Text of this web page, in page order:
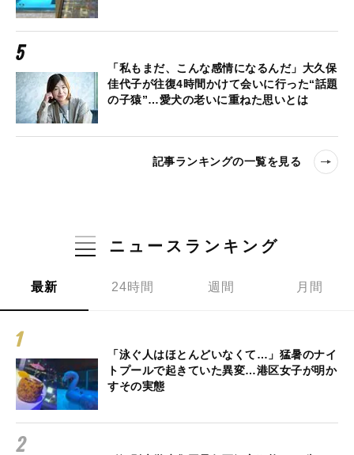
「私もまだ、こんな感情になるんだ」大久保
佳代子が往復4時間かけて会いに行った“話題
の子猿”…愛犬の老いに重ねた思いとは
記事ランキングの一覧を見る
ニュースランキング
最新 24時間 週間 月間
「泳ぐ人はほとんどいなくて…」猛暑のナイ
トプールで起きていた異変…港区女子が明か
すその実態